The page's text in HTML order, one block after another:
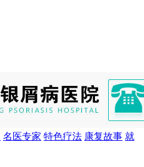
名医专家 特色疗法 康复故事 就